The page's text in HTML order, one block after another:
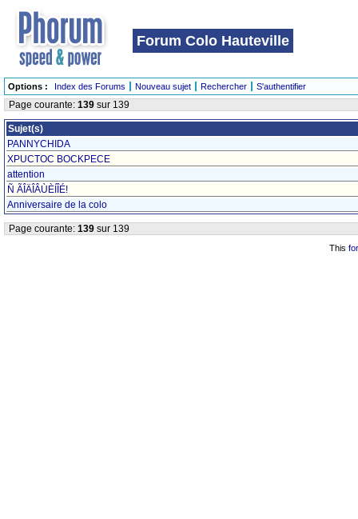
Forum Colo Hauteville
Options : Index des Forums Nouveau sujet Rechercher S'authentifier
Page courante: 139 sur 139
Sujet(s)
PANNYCHIDA
XPUCTOC BOCKPECE
attention
Ñ ÃÎÄÎÂÙÈÍÎÉ!
Anniversaire de la colo
Page courante: 139 sur 139
This